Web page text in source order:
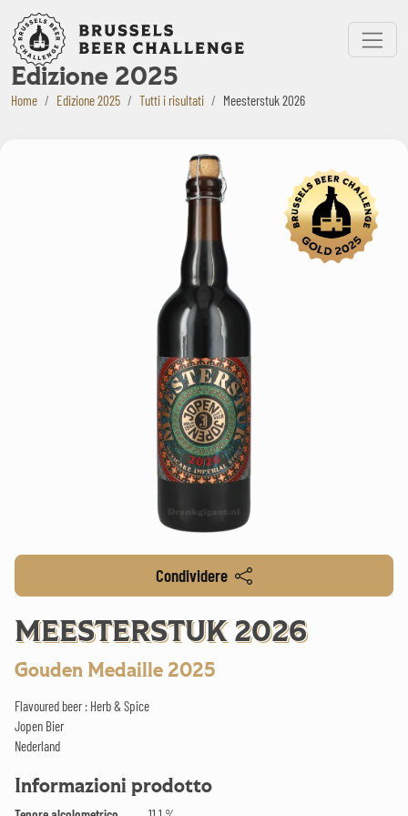
Bruxelles Beer Challenge
Menu
Edizione 2025
Home Edizione 2025 Tutti i risultati Meesterstuk 2026
Condividere
MEESTERSTUK 2026
Gouden Medaille 2025
Flavoured beer : Herb & Spice
Jopen Bier
Nederland
Informazioni prodotto